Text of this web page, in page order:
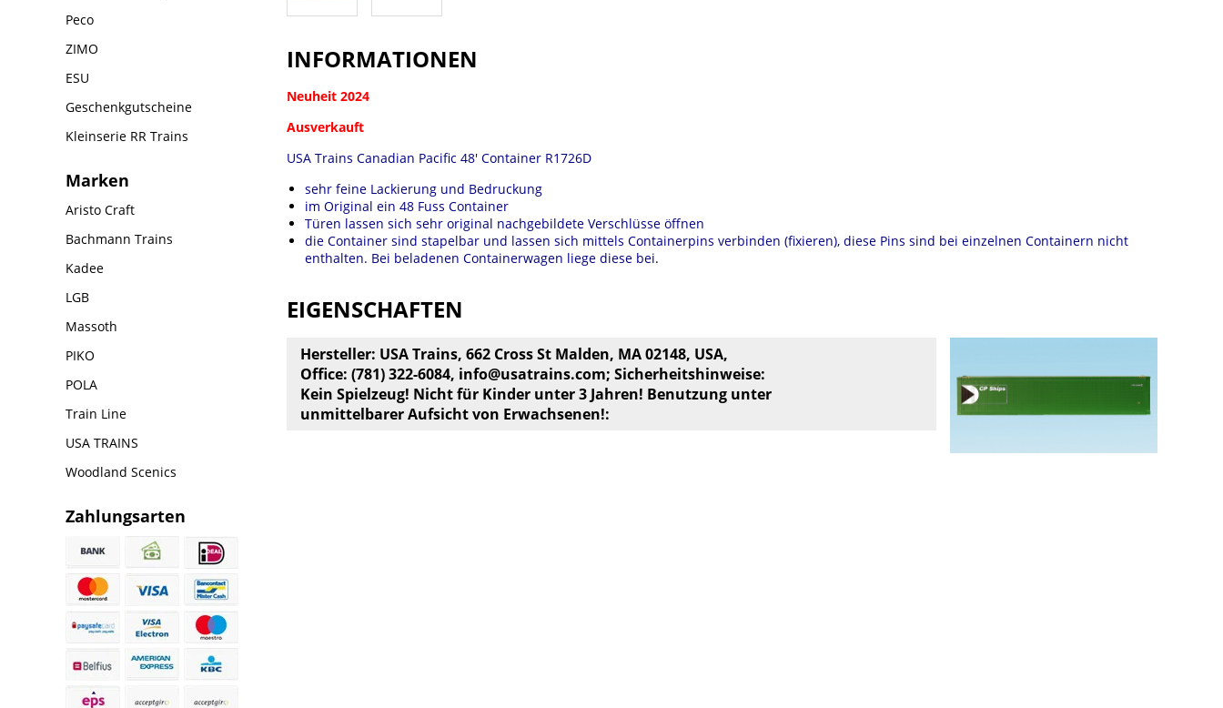
Peco
ZIMO
ESU
Geschenkgutscheine
Kleinserie RR Trains
Marken
Aristo Craft
Bachmann Trains
Kadee
LGB
Massoth
PIKO
POLA
Train Line
USA TRAINS
Woodland Scenics
Zahlungsarten
INFORMATIONEN
Neuheit 2024
Ausverkauft
USA Trains Canadian Pacific 48' Container R1726D
sehr feine Lackierung und Bedruckung
im Original ein 48 Fuss Container
Türen lassen sich sehr original nachgebildete Verschlüsse öffnen
die Container sind stapelbar und lassen sich mittels Containerpins verbinden (fixieren), diese Pins sind bei einzelnen Containern nicht
enthalten. Bei beladenen Containerwagen liege diese bei.
EIGENSCHAFTEN
Hersteller: USA Trains, 662 Cross St Malden, MA 02148, USA,
Office: (781) 322-6084, info@usatrains.com; Sicherheitshinweise:
Kein Spielzeug! Nicht für Kinder unter 3 Jahren! Benutzung unter
unmittelbarer Aufsicht von Erwachsenen!: